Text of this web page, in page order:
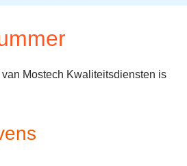
Mostech Kwaliteitsdiensten is